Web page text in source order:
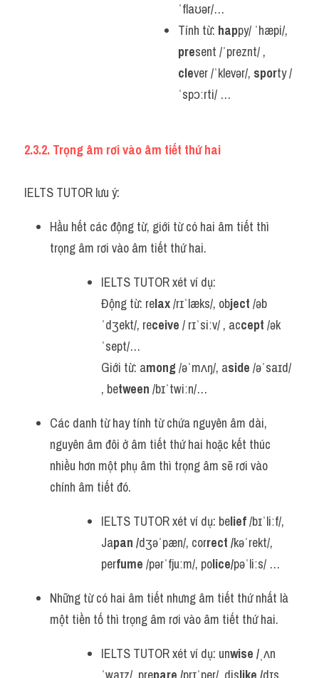
ˈflaʊər/…
Tính từ: hap
pre
clever /ˈklevər/, sporty /
ˈspɔːrti/ …
2.3.2. Trọng âm rơi vào âm tiết thứ hai
IELTS TUTOR lưu ý:
Hầu hết các động từ, giới từ có hai âm tiết thì
trọng âm rơi vào âm tiết thứ hai.
IELTS TUTOR xét ví dụ:
Động từ: relax /rɪˈlæks/, object /əb
ˈdʒekt/, receive / rɪˈsiːv/ , accept /ək
ˈsept/…
Giới từ: among /əˈmʌŋ/, aside /əˈsaɪd/
, between /bɪˈtwiːn/…
Các danh từ hay tính từ chứa nguyên âm dài,
nguyên âm đôi ở âm tiết thứ hai hoặc kết thúc
nhiều hơn một phụ âm thì trọng âm sẽ rơi vào
chính âm tiết đó.
IELTS TUTOR xét ví dụ: belief /bɪˈliːf/,
Japan /dʒəˈpæn/, correct /kəˈrekt/,
perfume /pərˈfjuːm/, police/pəˈliːs/ …
Những từ có hai âm tiết nhưng âm tiết thứ nhất là
một tiền tố thì trọng âm rơi vào âm tiết thứ hai.
IELTS TUTOR xét ví dụ: unwise / ˌʌn